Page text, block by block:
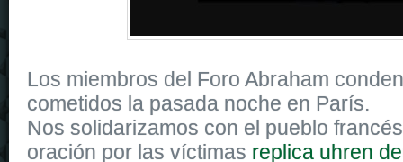
Los miembros del Foro Abraham
cometidos la pasada noche en París.
Nos solidarizamos con el pueblo
oración por las víctimas replica uhren